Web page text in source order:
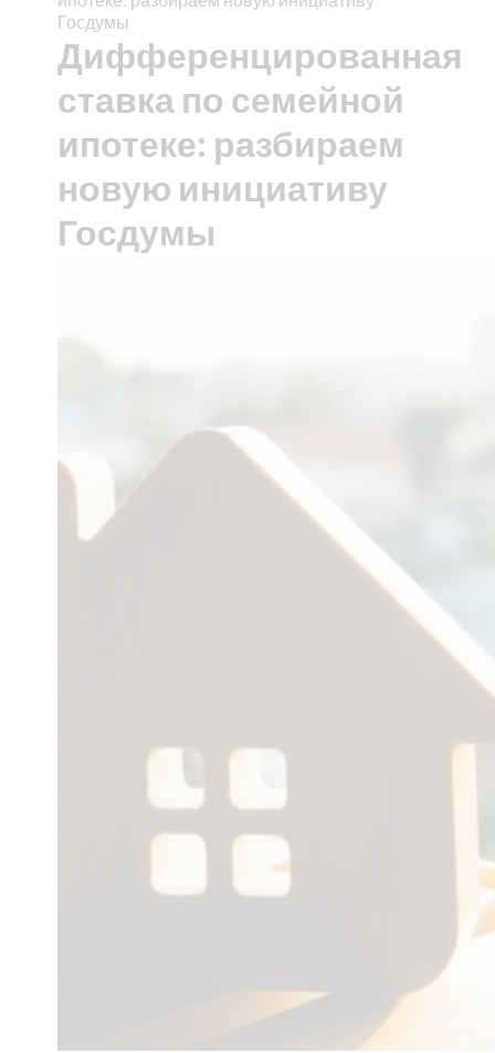
Госдумы
Дифференцированная
ставка по семейной
ипотеке: разбираем
новую инициативу
Госдумы